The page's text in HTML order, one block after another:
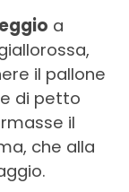
a
il pallone
di petto
il
che alla